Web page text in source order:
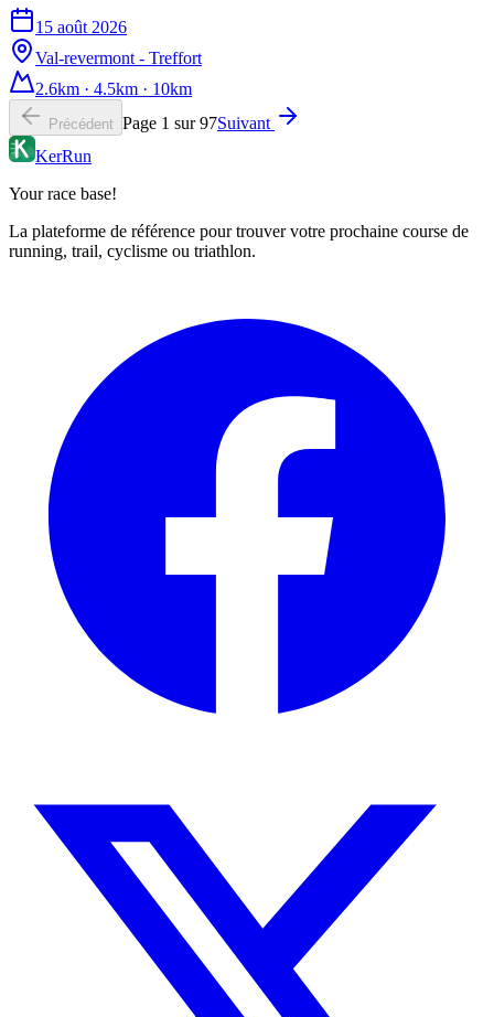
15 août 2026
Val-revermont - Treffort
2.6km · 4.5km · 10km
Précédent Page 1 sur97Suivant
KerRun
Your race base!
La plateforme de référence pour trouver votre prochaine course de
running, trail, cyclisme ou triathlon.